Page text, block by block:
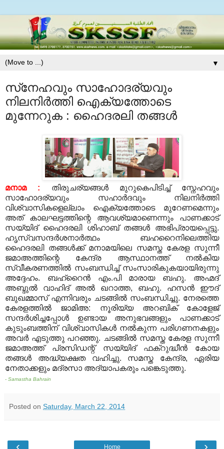
▼
സ്‌നേഹവും സാഹോദര്യവും
നിലനിര്‍ത്തി ഐക്യത്തോടെ
മുന്നേറുക : ഹൈദരലി തങ്ങള്‍
മനാമ : തിരുചര്യങ്ങള്‍ മുറുകെപിടിച്ച് സ്നേഹവും
സാഹോദര്യവും സഹാര്‍ദവും നിലനിര്‍ത്തി
വിശ്വാസികളെല്ലാം ഐക്യത്തോടെ മുറേണമെന്നും
അത് കാലഘട്ടത്തിന്റെ ആവശ്യമാണെന്നും പാണക്കാട്
സയ്യിദ് ഹൈദരലി ശിഹാബ് തങ്ങള്‍ അഭിപ്രായപ്പെട്ടു.
ഹൃസ്വസന്ദര്‍ശനാര്‍ത്ഥം ബഹറൈനിലെത്തിയ
ഹൈദരലി തങ്ങള്‍ക്ക് മനാമയിലെ സമസ്ത കേരള സുന്നീ
ജമാഅത്തിന്റെ കേന്ദ്ര ആസ്ഥാനത്ത് നല്‍കിയ
സ്വീകരണത്തില്‍ സംബന്ധിച്ച് സംസാരികുകയായിരുന്നു
അദ്ദേഹം. ബഹ്‌റൈന്‍ എം.പി മാരായ ബഹു. അഹ്മദ്
അബ്ദുല്‍ വാഹിദ് അല്‍ ഖറാത്ത, ബഹു. ഹസന്‍ ഈദ്
ബുഖമ്മാസ് എന്നിവരും ചടങ്ങില്‍ സംബന്ധിച്ചു. നേരത്തെ
കേരളത്തില്‍ ജാമിഅ: നൂരിയ്യ അറബിക് കോളേജ്
സന്ദര്‍ശിച്ചപ്പോള്‍ ഉണ്ടായ അനുഭവങ്ങളും പാണക്കാട്
കുടുംബത്തിന് വിശ്വാസികള്‍ നല്‍കുന്ന പരിഗണനകളും
അവര്‍ എടുത്തു പറഞ്ഞു. ചടങ്ങില്‍ സമസ്ത കേരള സുന്നീ
ജമാഅത്ത് പ്രസിഡന്റ് സയ്യിദ് ഫക്‌റുദ്ധീന്‍ കോയ
തങ്ങള്‍ അദ്ധ്യക്ഷത വഹിച്ചു. സമസ്ത കേന്ദ്ര, ഏരിയ
നേതാക്കളും മദ്രസാ അദ്യാപകരും പങ്കെടുത്തു.
- Samastha Bahrain
Posted on Saturday, March 22, 2014
Home